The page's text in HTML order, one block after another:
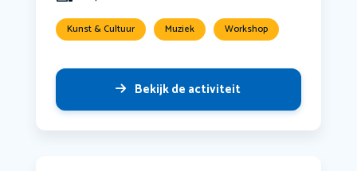
Kunst & Cultuur Muziek Workshop
Bekijk de activiteit